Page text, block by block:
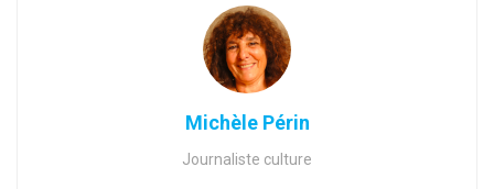
Michèle Périn
Journaliste culture